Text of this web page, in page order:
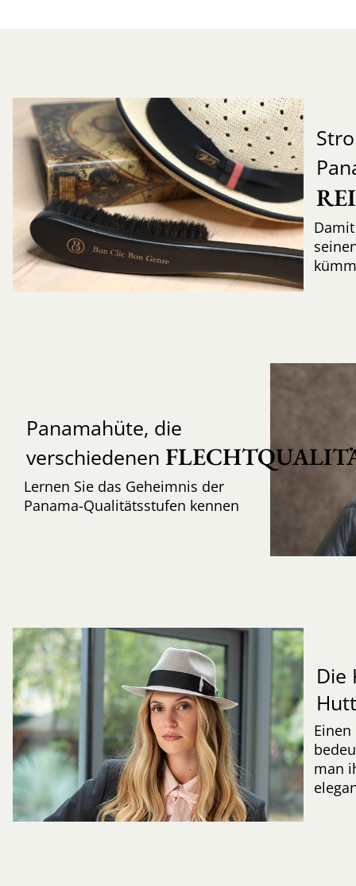
Panamahüte, die
verschiedenen
Lernen Sie das Geheimnis der
Panama-Qualitätsstufen kennen
Die
man